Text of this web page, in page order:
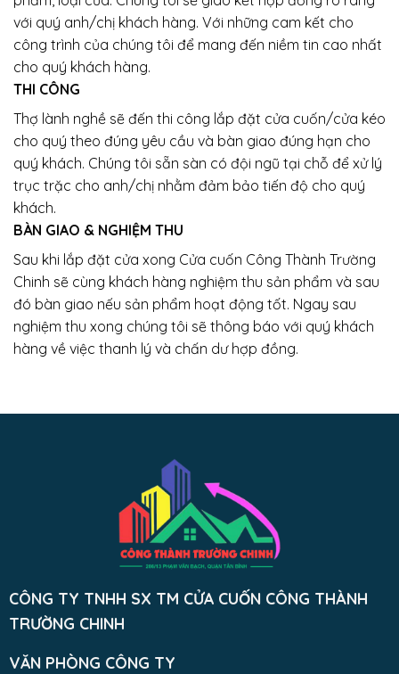
với quý anh/chị khách hàng. Với những cam kết cho
công trình của chúng tôi để mang đến niềm tin cao nhất
cho quý khách hàng.
THI CÔNG
Thợ lành nghề sẽ đến thi công lắp đặt cửa cuốn/cửa kéo
cho quý theo đúng yêu cầu và bàn giao đúng hạn cho
quý khách. Chúng tôi sẵn sàn có đội ngũ tại chỗ để xử lý
trục trặc cho anh/chị nhằm đảm bảo tiến độ cho quý
khách.
BÀN GIAO & NGHIỆM THU
Sau khi lắp đặt cửa xong Cửa cuốn Công Thành Trường
Chinh sẽ cùng khách hàng nghiệm thu sản phẩm và sau
đó bàn giao nếu sản phẩm hoạt động tốt. Ngay sau
nghiệm thu xong chúng tôi sẽ thông báo với quý khách
hàng về việc thanh lý và chấn dư hợp đồng.
CÔNG TY TNHH SX TM CỬA CUỐN CÔNG THÀNH
TRƯỜNG CHINH
VĂN PHÒNG CÔNG TY